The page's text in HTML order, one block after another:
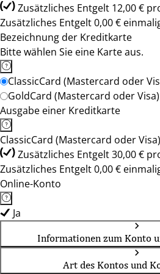
Zusätzliches Entgelt 12,00 €
Zusätzliches Entgelt 0,00 €
Bezeichnung der Kreditkarte
Bitte wählen Sie eine Karte aus.
ClassicCard (Mastercard oder
GoldCard (Mastercard oder Visa)
Ausgabe einer Kreditkarte
ClassicCard (Mastercard oder Visa)
Zusätzliches Entgelt 30,00 €
Zusätzliches Entgelt 0,00 €
Online-Konto
Ja
Informationen zum Konto
Art des Kontos und